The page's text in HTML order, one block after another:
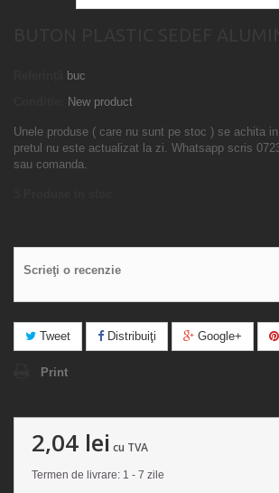
buc
New product
Unele produse ( care nu sunt pe stoc ) se achita
pretul nu este actualizat la zi. Whatsapp scris
sau comanda.
Scrieţi o recenzie
Tweet Distribuiţi Google+
Print
2,04 lei cu TVA
Termen de livrare: 1 - 7 zile